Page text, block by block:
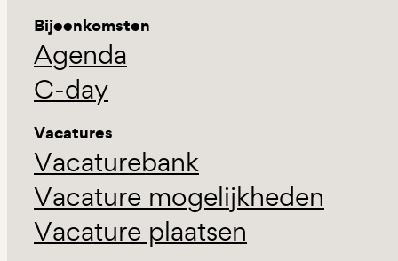
Bijeenkomsten
Agenda
C-day
Vacatures
Vacaturebank
Vacature mogelijkheden
Vacature plaatsen